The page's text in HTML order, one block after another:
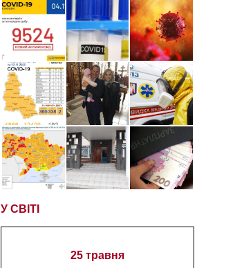
У СВІТІ
25 травня